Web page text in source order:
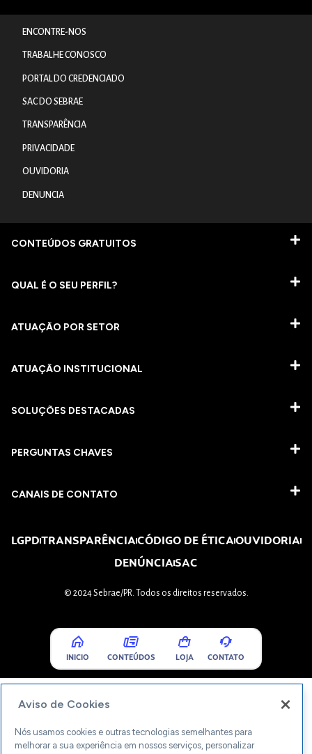
ENCONTRE-NOS
TRABALHE CONOSCO
PORTAL DO CREDENCIADO
SAC DO SEBRAE
TRANSPARÊNCIA
PRIVACIDADE
OUVIDORIA
DENUNCIA
CONTEÚDOS GRATUITOS
QUAL É O SEU PERFIL?
ATUAÇÃO POR SETOR
ATUAÇÃO INSTITUCIONAL
SOLUÇÕES DESTACADAS
PERGUNTAS CHAVES​
CANAIS DE CONTATO
LGPDTRANSPARÊNCIACÓDIGO DE ÉTICAOUVIDORIA
DENÚNCIASAC
© 2024 Sebrae/PR. Todos os direitos reservados.
INICIO CONTEÚDOS LOJA CONTATO
Aviso de Cookies
Nós usamos cookies e outras tecnologias semelhantes para
melhorar a sua experiência em nossos serviços, personalizar